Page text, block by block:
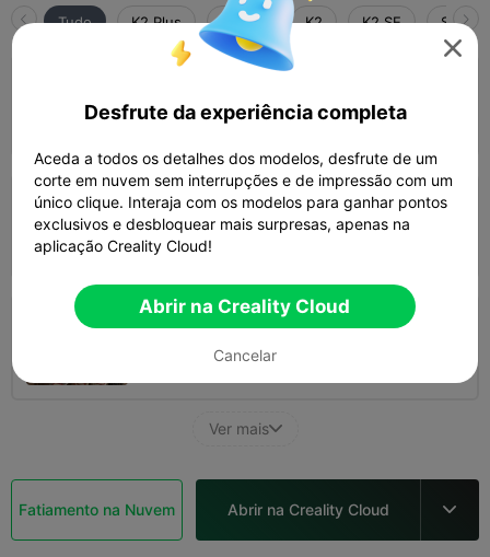
Tudo K2 Plus K2 Pro K2 K2 SE
Autor  01h 24m  1 plates  11.20g
0.2mm layer, 2 walls, 15% infill
 57m 06s

50%
21m 48s 
Ver mais
Fatiamento na Nuvem Abrir na Creality Cloud 

Desfrute da experiência completa
Aceda a todos os detalhes dos modelos, desfrute de um
corte em nuvem sem interrupções e de impressão com um
único clique. Interaja com os modelos para ganhar pontos
exclusivos e desbloquear mais surpresas, apenas na
aplicação Creality Cloud!
Abrir na Creality Cloud
Cancelar